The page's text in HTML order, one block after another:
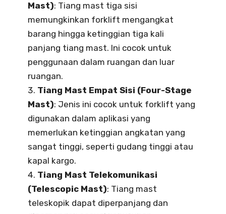
Mast): Tiang mast tiga sisi
memungkinkan forklift mengangkat
barang hingga ketinggian tiga kali
panjang tiang mast. Ini cocok untuk
penggunaan dalam ruangan dan luar
ruangan.
Tiang Mast Empat Sisi (Four-Stage
Mast): Jenis ini cocok untuk forklift yang
digunakan dalam aplikasi yang
memerlukan ketinggian angkatan yang
sangat tinggi, seperti gudang tinggi atau
kapal kargo.
Tiang Mast Telekomunikasi
(Telescopic Mast): Tiang mast
teleskopik dapat diperpanjang dan